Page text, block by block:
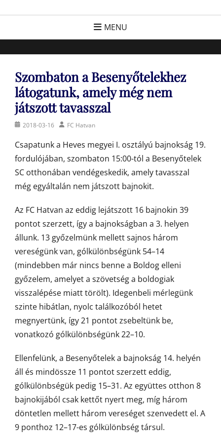
FC Hatvan
Egyesület a hatvani labdarúgásért, sportért!
MENU
Szombaton a Besenyőtelekhez
látogatunk, amely még nem
játszott tavasszal
Posted2018-03-16 AuthorFC Hatvan
Csapatunk a Heves megyei I. osztályú bajnokság 19.
fordulójában, szombaton 15:00-tól a Besenyőtelek
SC otthonában vendégeskedik, amely tavasszal
még egyáltalán nem játszott bajnokit.
Az FC Hatvan az eddig lejátszott 16 bajnokin 39
pontot szerzett, így a bajnokságban a 3. helyen
állunk. 13 győzelmünk mellett sajnos három
vereségünk van, gólkülönbségünk 54–14
(mindebben már nincs benne a Boldog elleni
győzelem, amelyet a szövetség a boldogiak
visszalépése miatt törölt). Idegenbeli mérlegünk
szinte hibátlan, nyolc találkozóból hetet
megnyertünk, így 21 pontot zsebeltünk be,
vonatkozó gólkülönbségünk 22–10.
Ellenfelünk, a Besenyőtelek a bajnokság 14. helyén
áll és mindössze 11 pontot szerzett eddig,
gólkülönbségük pedig 15–31. Az együttes otthon 8
bajnokijából csak kettőt nyert meg, míg három
döntetlen mellett három vereséget szenvedett el. A
9 ponthoz 12–17-es gólkülönbség társul.